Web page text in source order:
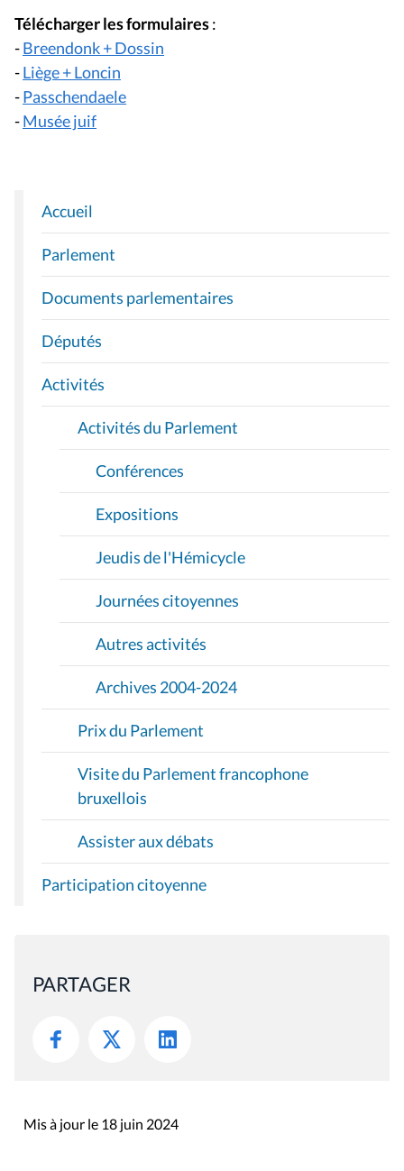
Télécharger les formulaires:
-Breendonk + Dossin
-Liège + Loncin
-Passchendaele
-Musée juif
N
A
V
I
G
A
T
I
O
Accueil
Parlement
Documents parlementaires
Députés
Activités
Activités du Parlement
Conférences
Expositions
Jeudis de l'Hémicycle
Journées citoyennes
Autres activités
Archives 2004-2024
Prix du Parlement
Visite du Parlement francophone
bruxellois
Assister aux débats
Participation citoyenne
PARTAGER
Mis à jour le 18 juin 2024